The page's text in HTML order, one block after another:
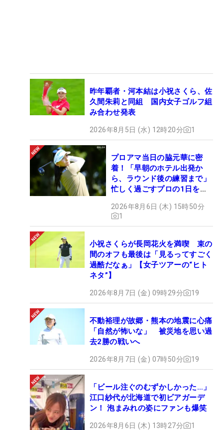
昨年覇者・河本結は小祝さくら、佐
久間朱莉と同組 国内女子ゴルフ組
み合わせ発表
2026年8月5日 (水) 12時20分 1
プロアマ当日の脇元華に密
着！「早朝のホテル出発か
ら、ラウンド後の練習まで」
忙しく過ごすプロの1日を公
2026年8月6日 (木) 15時50分
1
小祝さくらが長岡花火を満喫 束の
間のオフも最後は「見るってすごく
過酷だなぁ」【女子ツアーの“ヒト
ネタ”】
2026年8月7日 (金) 09時29分 19
不動裕理が故郷・熊本の地震に心痛
「自然が怖いな」 被災地を思い過
去2勝の戦いへ
2026年8月7日 (金) 07時50分 19
「ビール注ぐのむずかしかった…」
江口紗代が北海道で初ビアガーデ
ン！ 泡まみれの姿にファンも爆笑
2026年8月6日 (木) 13時27分 1